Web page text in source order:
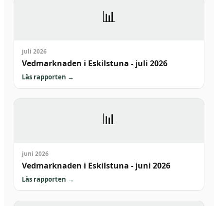
📊
juli 2026
Vedmarknaden i Eskilstuna - juli 2026
Läs rapporten →
📊
juni 2026
Vedmarknaden i Eskilstuna - juni 2026
Läs rapporten →